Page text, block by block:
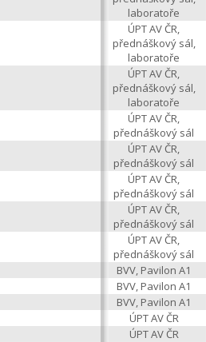
laboratoře
ÚPT AV ČR,
přednáškový sál,
laboratoře
ÚPT AV ČR,
přednáškový sál,
laboratoře
ÚPT AV ČR,
přednáškový sál
ÚPT AV ČR,
přednáškový sál
ÚPT AV ČR,
přednáškový sál
ÚPT AV ČR,
přednáškový sál
ÚPT AV ČR,
přednáškový sál
BVV, Pavilon A1
BVV, Pavilon A1
BVV, Pavilon A1
ÚPT AV ČR
ÚPT AV ČR